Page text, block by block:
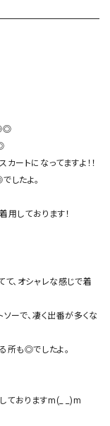
◎◎
ートになってますよ！！
したよ。
用しております！
て、オシャレな感じで着
ソーで、凄く出番が多くな
所も◎でしたよ。
ておりますm(_ _)m